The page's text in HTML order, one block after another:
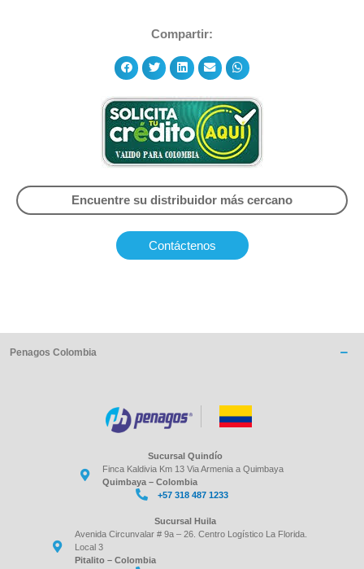
Compartir:
Encuentre su distribuidor más cercano
Contáctenos
Penagos Colombia
Sucursal Quindío
Finca Kaldivia Km 13 Via Armenia a Quimbaya
Quimbaya – Colombia
+57 318 487 1233
Sucursal Huila
Avenida Circunvalar # 9a – 26. Centro Logístico La Florida.
Local 3
Pitalito – Colombia